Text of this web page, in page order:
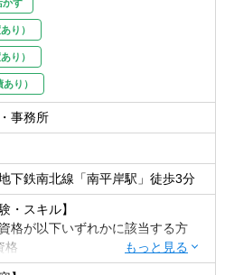
かす
り）
り）
り）
事務所
下鉄南北線「南平岸駅」徒歩3分
・スキル】
格が以下いずれかに該当する方
格
合格者（2科目以上）＋税務サービ